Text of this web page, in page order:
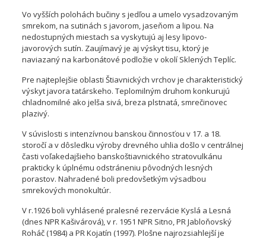
Vo vyšších polohách bučiny s jedľou a umelo vysadzovaným
smrekom, na sutinách s javorom, jaseňom a lipou. Na
nedostupných miestach sa vyskytujú aj lesy lipovo-
javorových sutín. Zaujímavý je aj výskyt tisu, ktorý je
naviazaný na karbonátové podložie v okolí Sklených Teplíc.
Pre najteplejšie oblasti Štiavnických vrchov je charakteristický
výskyt javora tatárskeho. Teplomilným druhom konkurujú
chladnomilné ako jelša sivá, breza plstnatá, smrečinovec
plazivý.
V súvislosti s intenzívnou banskou činnosťou v 17. a 18.
storočí a v dôsledku výroby drevného uhlia došlo v centrálnej
časti voľakedajšieho banskoštiavnického stratovulkánu
prakticky k úplnému odstráneniu pôvodných lesných
porastov. Nahradené boli predovšetkým výsadbou
smrekových monokultúr.
V r.1926 boli vyhlásené pralesné rezervácie Kyslá a Lesná
(dnes NPR Kašivárová), v r. 1951 NPR Sitno, PR Jabloňovský
Roháč (1984) a PR Kojatín (1997). Plošne najrozsiahlejší je